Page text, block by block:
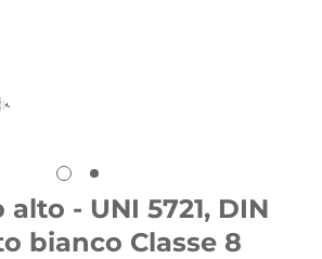
- UNI 5721, DIN
bianco Classe 8